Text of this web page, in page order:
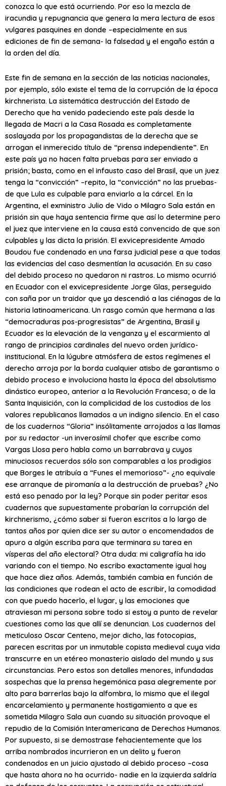
conozca lo que está ocurriendo. Por eso la mezcla de
iracundia y repugnancia que genera la mera lectura de esos
vulgares pasquines en donde –especialmente en sus
ediciones de fin de semana- la falsedad y el engaño están a
la orden del día.
Este fin de semana en la sección de las noticias nacionales,
por ejemplo, sólo existe el tema de la corrupción de la época
kirchnerista. La sistemática destrucción del Estado de
Derecho que ha venido padeciendo este país desde la
llegada de Macri a la Casa Rosada es completamente
soslayada por los propagandistas de la derecha que se
arrogan el inmerecido título de “prensa independiente”. En
este país ya no hacen falta pruebas para ser enviado a
prisión; basta, como en el infausto caso del Brasil, que un juez
tenga la “convicción” –repito, la “convicción” no las pruebas-
de que Lula es culpable para enviarlo a la cárcel. En la
Argentina, el exministro Julio de Vido o Milagro Sala están en
prisión sin que haya sentencia firme que así lo determine pero
el juez que interviene en la causa está convencido de que son
culpables y las dicta la prisión. El exvicepresidente Amado
Boudou fue condenado en una farsa judicial pese a que todas
las evidencias del caso desmentían la acusación. En su caso
del debido proceso no quedaron ni rastros. Lo mismo ocurrió
en Ecuador con el exvicepresidente Jorge Glas, perseguido
con saña por un traidor que ya descendió a las ciénagas de la
historia latinoamericana. Un rasgo común que hermana a las
“democraduras pos-progresistas” de Argentina, Brasil y
Ecuador es la elevación de la venganza y el escarmiento al
rango de principios cardinales del nuevo orden jurídico-
institucional. En la lúgubre atmósfera de estos regímenes el
derecho arroja por la borda cualquier atisbo de garantismo o
debido proceso e involuciona hasta la época del absolutismo
dinástico europeo, anterior a la Revolución Francesa; o de la
Santa Inquisición, con la complicidad de los custodios de los
valores republicanos llamados a un indigno silencio. En el caso
de los cuadernos “Gloria” insólitamente arrojados a las llamas
por su redactor -un inverosímil chofer que escribe como
Vargas Llosa pero habla como un barrabrava y cuyos
minuciosos recuerdos sólo son comparables a los prodigios
que Borges le atribuía a “Funes el memorioso”- ¿no equivale
ese arranque de piromanía a la destrucción de pruebas? ¿No
está eso penado por la ley? Porque sin poder peritar esos
cuadernos que supuestamente probarían la corrupción del
kirchnerismo, ¿cómo saber si fueron escritos a lo largo de
tantos años por quien dice ser su autor o encomendados de
apuro a algún escriba para que terminara su tarea en
vísperas del año electoral? Otra duda: mi caligrafía ha ido
variando con el tiempo. No escribo exactamente igual hoy
que hace diez años. Además, también cambia en función de
las condiciones que rodean el acto de escribir, la comodidad
con que puedo hacerlo, el lugar, y las emociones que
atraviesan mi persona sobre todo si estoy a punto de revelar
cuestiones como las que allí se denuncian. Los cuadernos del
meticuloso Oscar Centeno, mejor dicho, las fotocopias,
parecen escritas por un inmutable copista medieval cuya vida
transcurre en un etéreo monasterio aislado del mundo y sus
circunstancias. Pero estos son detalles menores, infundadas
sospechas que la prensa hegemónica pasa alegremente por
alto para barrerlas bajo la alfombra, lo mismo que el ilegal
encarcelamiento y permanente hostigamiento a que es
sometida Milagro Sala aun cuando su situación provoque el
repudio de la Comisión Interamericana de Derechos Humanos.
Por supuesto, si se demostrase fehacientemente que los
arriba nombrados incurrieron en un delito y fueron
condenados en un juicio ajustado al debido proceso –cosa
que hasta ahora no ha ocurrido- nadie en la izquierda saldría